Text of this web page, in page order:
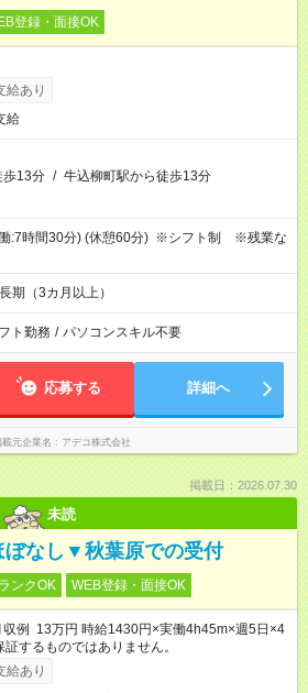
登録・面接OK
給あり
給
歩13分 / 牛込柳町駅から徒歩13分
:7時間30分) (休憩60分) ※シフト制 ※残業な
期（3カ月以上）
ト勤務 / パソコンスキル不要
応募する 詳細へ
載元企業名 アデコ株式会社
掲載日：2026.07.30
未読
ぼなし▼秋葉原での受付
ンクOK WEB登録・面接OK
例 13万円 時給1430円×実働4h45m×週5日×4
するものではありません。
給あり